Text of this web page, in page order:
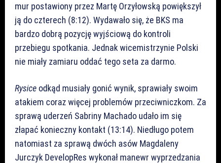
mur postawiony przez Martę Orzyłowską powiększył
ją do czterech (8:12). Wydawało się, że BKS ma
bardzo dobrą pozycję wyjściową do kontroli
przebiegu spotkania. Jednak wicemistrzynie Polski
nie miały zamiaru oddać tego seta za darmo.
Rysice odkąd musiały gonić wynik, sprawiały swoim
atakiem coraz więcej problemów przeciwniczkom. Za
sprawą uderzeń Sabriny Machado udało im się
złapać konieczny kontakt (13:14). Niedługo potem
natomiast za sprawą dwóch asów Magdaleny
Jurczyk DevelopRes wykonał manewr wyprzedzania